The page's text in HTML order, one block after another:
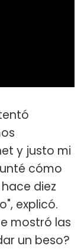
y justo mi
cómo
diez
explicó.
mostró las
un beso?